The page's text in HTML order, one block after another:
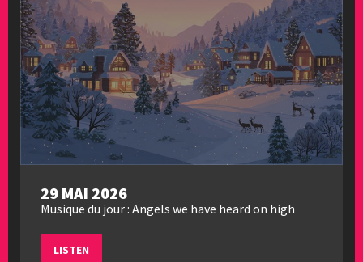
29 MAI 2026
Musique du jour : Angels we have heard on high
LISTEN